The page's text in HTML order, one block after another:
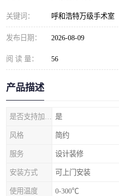
关键词： 呼和浩特万级手术室
发布日期： 2026-08-09
阅 读 量： 56
产品描述
是
风格 简约
服务 设计装修
安装方式 可上门安装
使用温度 0-300℃